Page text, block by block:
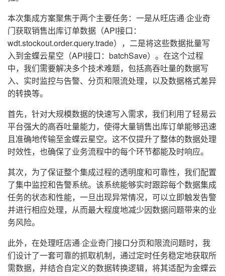
本次集成方案聚焦于两个主要任务：一是从旺店通·企业奇
门获取销售出库订单数据（API接口：
wdt.stockout.order.query.trade），二是将这些数据批量写
入到金蝶云星空（API接口：batchSave）。在这个过程
中，我们需要解决多个技术难题，包括高吞吐量的数据写
入、实时监控与告警、分页和限流处理，以及数据格式差异
的转换等。
首先，针对大规模数据的快速写入需求，我们利用了轻易云
平台强大的高吞吐量能力，使得大量销售出库订单能够迅速
且准确地传输至金蝶云星空。这不仅提升了整体的数据处理
时效性，也确保了业务流程中的每个环节都能及时响应。
其次，为了保证整个集成过程的透明度和可靠性，我们配置
了集中监控和告警系统。该系统能够实时跟踪每个数据集成
任务的状态和性能，一旦出现异常情况，可以立即触发告警
并进行相应处理，从而最大程度地减少因数据问题带来的业
务风险。
此外，在处理旺店通·企业奇门接口分页和限流问题时，我
们设计了一套可靠的抓取机制，通过定时任务稳定地获取所
需数据，并结合自定义的数据转换逻辑，将其适配为金蝶云